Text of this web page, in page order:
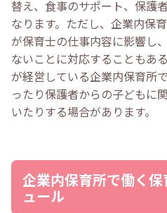
替え、食事のサポート、保護
なります。ただし、企業内保
が保育士の仕事内容に影響し
ないことに対応することもあ
が経営している企業内保育所
ったり保護者からの子どもに
いたりする場合があります。
企業内保育所で働く保
ュール